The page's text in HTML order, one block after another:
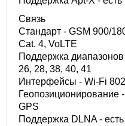
Связь
Стандарт - GSM 900/
Cat. 4, VoLTE
Поддержка
26, 28, 38, 40, 41
Интерфейсы - Wi-Fi
GPS
Поддержка DLNA - есть